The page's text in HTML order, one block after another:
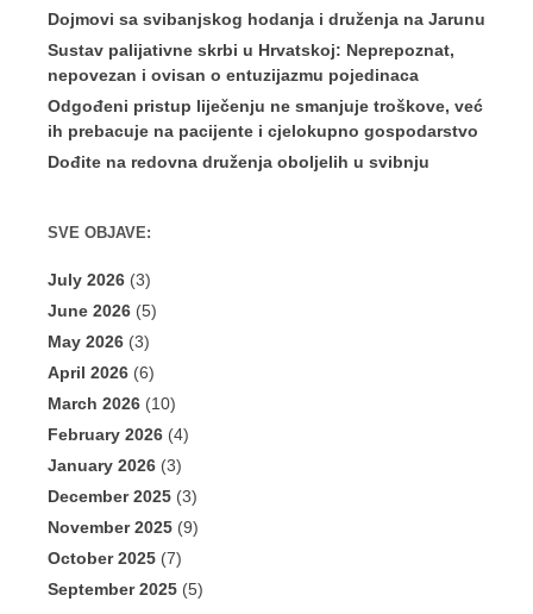
Dojmovi sa svibanjskog hodanja i druženja na Jarunu
Sustav palijativne skrbi u Hrvatskoj: Neprepoznat,
nepovezan i ovisan o entuzijazmu pojedinaca
Odgođeni pristup liječenju ne smanjuje troškove, već
ih prebacuje na pacijente i cjelokupno gospodarstvo
Dođite na redovna druženja oboljelih u svibnju
SVE OBJAVE:
July 2026 (3)
June 2026 (5)
May 2026 (3)
April 2026 (6)
March 2026 (10)
February 2026 (4)
January 2026 (3)
December 2025 (3)
November 2025 (9)
October 2025 (7)
September 2025 (5)